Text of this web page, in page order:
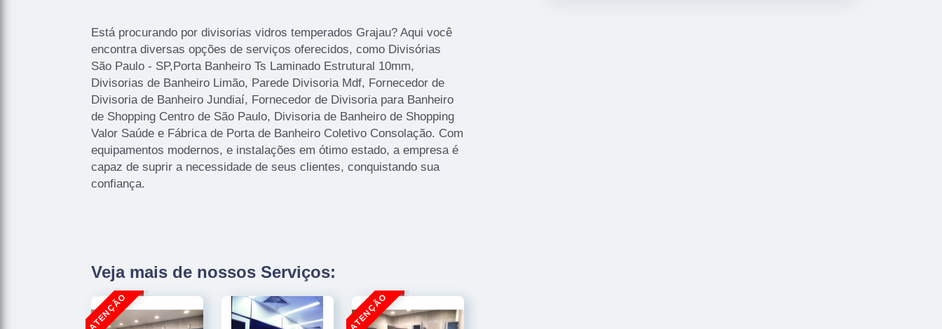
Está procurando por divisorias vidros temperados Grajau? Aqui você
encontra diversas opções de serviços oferecidos, como Divisórias
São Paulo - SP,Porta Banheiro Ts Laminado Estrutural 10mm,
Divisorias de Banheiro Limão, Parede Divisoria Mdf, Fornecedor de
Divisoria de Banheiro Jundiaí, Fornecedor de Divisoria para Banheiro
de Shopping Centro de São Paulo, Divisoria de Banheiro de Shopping
Valor Saúde e Fábrica de Porta de Banheiro Coletivo Consolação. Com
equipamentos modernos, e instalações em ótimo estado, a empresa é
capaz de suprir a necessidade de seus clientes, conquistando sua
confiança.
Veja mais de nossos Serviços: